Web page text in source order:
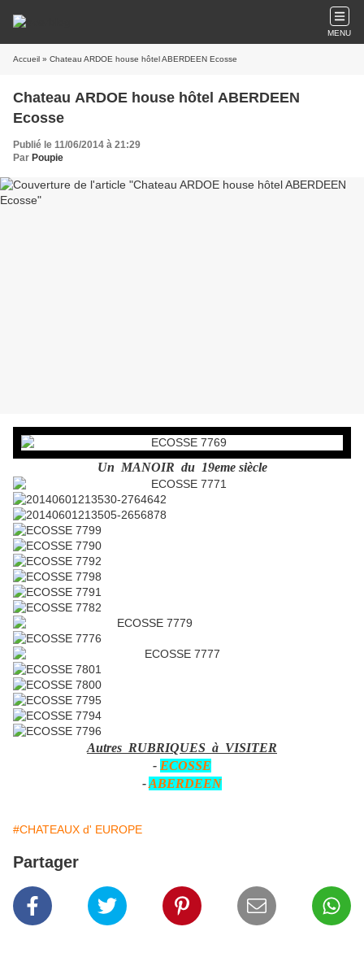
MENU
Accueil » Chateau ARDOE house hôtel ABERDEEN Ecosse
Chateau ARDOE house hôtel ABERDEEN
Ecosse
Publié le 11/06/2014 à 21:29
Par Poupie
Un MANOIR du 19eme siècle
Autres RUBRIQUES à VISITER
- ECOSSE
-ABERDEEN
#CHATEAUX d' EUROPE
Partager